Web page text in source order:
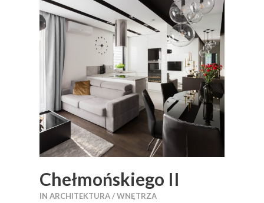
Chełmońskiego II
IN ARCHITEKTURA / WNĘTRZA